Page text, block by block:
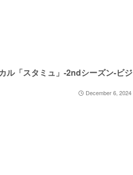
ル「スタミュ」-2ndシーズン-ビジ
December 6, 2024